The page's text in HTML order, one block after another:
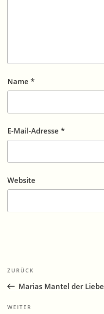
Name *
E-Mail-Adresse *
Website
Beitragsnavigation
Vorheriger
Beitrag
ZURÜCK
Marias Mantel der Liebe
Nächster
WEITER